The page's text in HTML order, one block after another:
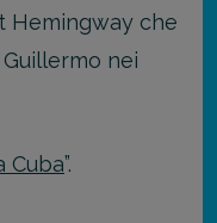
Hemingway che
nei
Cuba”.